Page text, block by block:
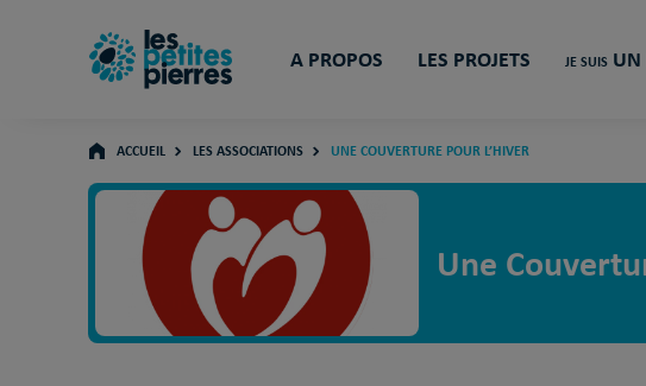
A PROPOS LES PROJETS JE SUIS UN
ACCUEIL LES ASSOCIATIONS UNE COUVERTURE POUR L’HIVER
Une